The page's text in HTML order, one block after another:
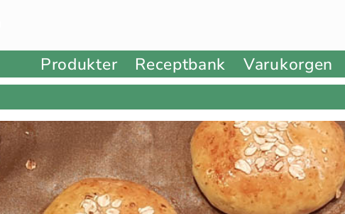
Produkter Receptbank Varukorgen